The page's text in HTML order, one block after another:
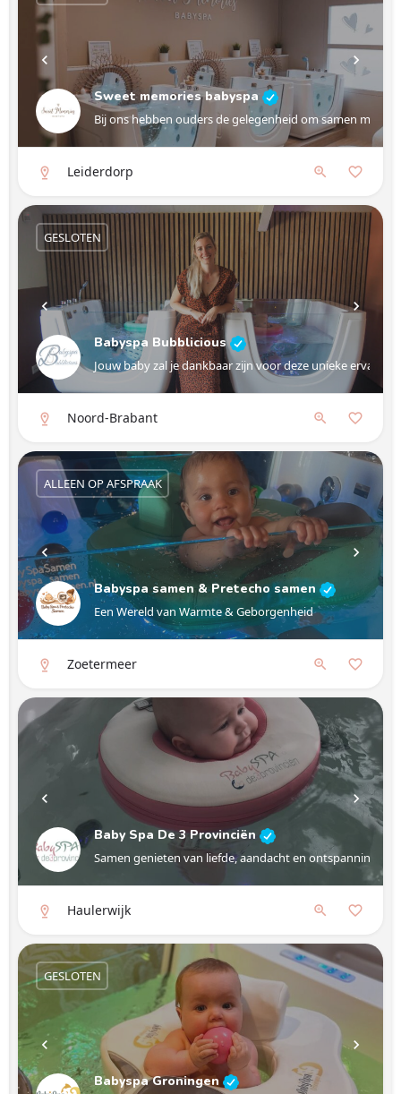
Sweet memories babyspa
Bij ons hebben ouders de gelegenheid om samen met
Leiderdorp
Babyspa Bubblicious
Jouw baby zal je dankbaar zijn voor deze unieke ervaring.
GESLOTEN
Noord-Brabant
Babyspa samen & Pretecho samen
Een Wereld van Warmte & Geborgenheid
ALLEEN OP AFSPRAAK
Zoetermeer
Baby Spa De 3 Provinciën
Samen genieten van liefde, aandacht en ontspanning.
Haulerwijk
Babyspa Groningen
GESLOTEN